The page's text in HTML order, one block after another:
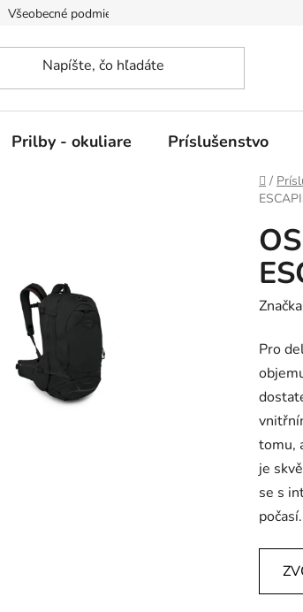
Všeobecné podmienky nájmu
Prilby - okuliare Príslušenstvo
Domov
/
Pro
tomu,
je
se s
počasí.